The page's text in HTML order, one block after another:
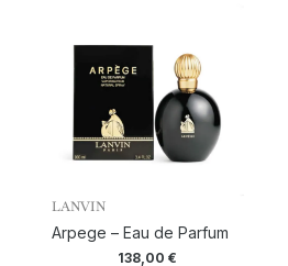
LANVIN
Arpege – Eau de Parfum
138,00€